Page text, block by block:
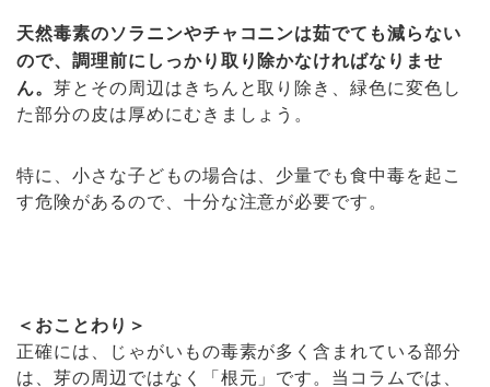
天然毒素のソラニンやチャコニンは茹でても減らない
ので、調理前にしっかり取り除かなければなりませ
ん。 芽とその周辺はきちんと取り除き、緑色に変色し
た部分の皮は厚めにむきましょう。
特に、小さな子どもの場合は、少量でも食中毒を起こ
す危険があるので、十分な注意が必要です。
＜おことわり＞
正確には、じゃがいもの毒素が多く含まれている部分
は、芽の周辺ではなく「根元」です。当コラムでは、